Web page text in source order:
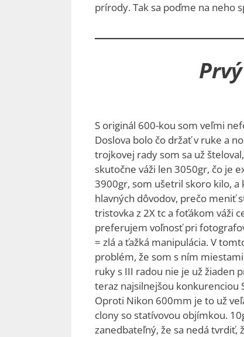
prírody. Tak sa poďme na neho
S originál 600-kou som veľmi
Doslova bolo čo držať v ruke a
trojkovej rady som sa už
skutočne váži len 3050gr, čo je
3900gr, som ušetril skoro kilo, a
hlavných dôvodov, prečo meniť
tristovka z 2X tc a foťákom váži
preferujem voľnosť pri
= zlá a ťažká manipulácia. V
problém, že som s ním
ruky s III radou nie je už žiaden
teraz najsilnejšou konkurenciou
Oproti Nikon 600mm je to už
clony so statívovou objímkou.
zanedbateľný, že sa nedá tvrdiť,